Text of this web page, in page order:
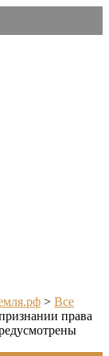
> Все
права